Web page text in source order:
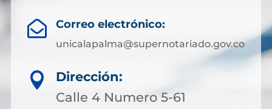
 Correo electrónico:
unicalapalma@supernotariado.gov.co

Dirección:
Calle 4 Numero 5-61